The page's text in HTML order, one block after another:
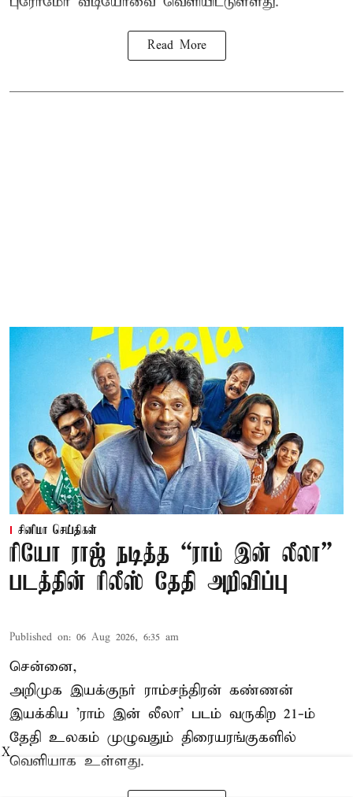
Read More
சினிமா செய்திகள்
ரியோ ராஜ் நடித்த “ராம் இன் லீலா”
படத்தின் ரிலீஸ் தேதி அறிவிப்பு
Published on: 06 Aug 2026, 6:35 am
சென்னை,
அறிமுக இயக்குநர் ராம்சந்திரன் கண்ணன்
இயக்கிய 'ராம் இன் லீலா' படம் வருகிற 21-ம்
தேதி உலகம் முழுவதும் திரையரங்குகளில்
வெளியாக உள்ளது.
X